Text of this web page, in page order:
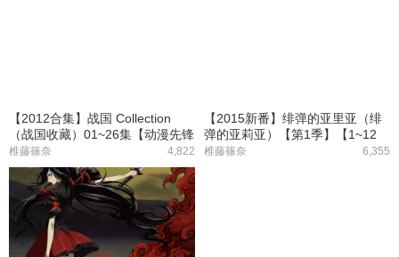
【2012合集】战国 Collection
（战国收藏）01~26集【动漫先锋
字幕组】
4,822
椎藤篠奈
【2015新番】绯弹的亚里亚（绯
弹的亚莉亚）【第1季】【1~12
集】
6,355
椎藤篠奈